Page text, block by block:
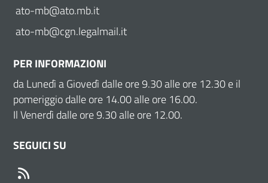
ato-mb@ato.mb.it
ato-mb@cgn.legalmail.it
PER INFORMAZIONI
da Lunedì a Giovedì dalle ore 9.30 alle ore 12.30 e il
pomeriggio dalle ore 14.00 alle ore 16.00.
Il Venerdì dalle ore 9.30 alle ore 12.00.
SEGUICI SU